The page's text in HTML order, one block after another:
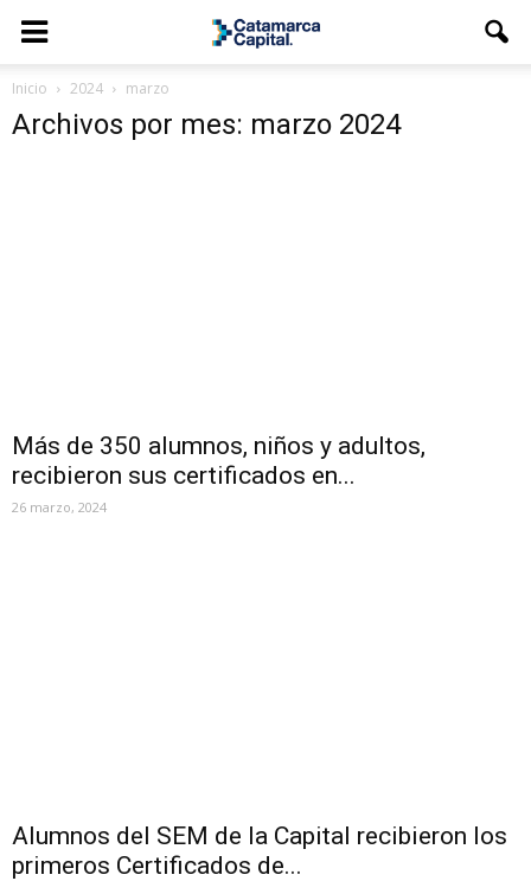
Inicio 2024 marzo
Archivos por mes: marzo 2024
Más de 350 alumnos, niños y adultos,
recibieron sus certificados en...
26 marzo, 2024
Alumnos del SEM de la Capital recibieron los
primeros Certificados de...